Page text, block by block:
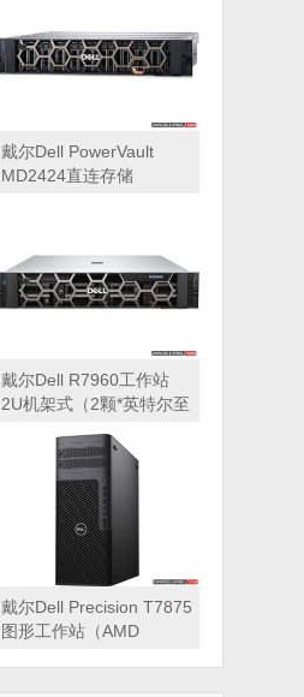
H965i阵列卡丨800W双电
源丨三年保修)
戴尔Dell PowerVault
MD2424直连存储
戴尔Dell R7960工作站
2U机架式（2颗*英特尔至
十四核心丨256GB 内存
丨1T固态硬盘+2块*8TB
硬盘丨2*RTX A6000
48GB显卡丨2400W双电
源丨三年质保）
戴尔Dell Precision T7875
图形工作站（AMD